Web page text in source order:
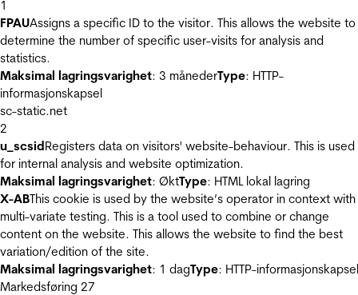
1
FPAUAssigns a specific ID to the visitor. This allows the website to
determine the number of specific user-visits for analysis and
statistics.
Maksimal lagringsvarighet: 3 månederType: HTTP-
informasjonskapsel
sc-static.net
2
u_scsidRegisters data on visitors' website-behaviour. This is used
for internal analysis and website optimization.
Maksimal lagringsvarighet: ØktType: HTML lokal lagring
X-ABThis cookie is used by the website’s operator in context with
multi-variate testing. This is a tool used to combine or change
content on the website. This allows the website to find the best
variation/edition of the site.
Maksimal lagringsvarighet: 1 dagType: HTTP-informasjonskapsel
Markedsføring 27